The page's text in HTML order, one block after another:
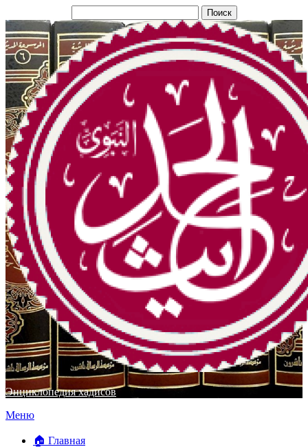
Энциклопедия хадисов
Перейти
содержимому
Меню
🏠 Главная